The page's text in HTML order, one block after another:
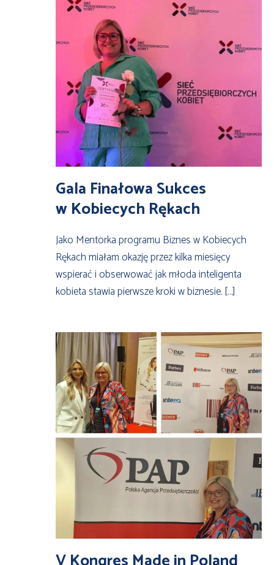
Gala Finałowa Sukces
w Kobiecych Rękach
Jako Mentorka programu Biznes w Kobiecych
Rękach miałam okazję przez kilka miesięcy
wspierać i obserwować jak młoda inteligenta
kobieta stawia pierwsze kroki w biznesie. […]